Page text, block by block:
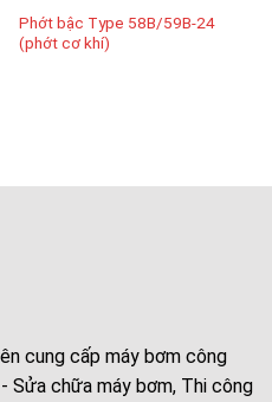
Phớt bậc Type 58B/59B-24
(phớt cơ khí)
cung cấp máy bơm công
Sửa chữa máy bơm, Thi công